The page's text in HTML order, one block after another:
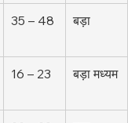
35 – 48 बड़ा
16 – 23 बड़ा मध्यम